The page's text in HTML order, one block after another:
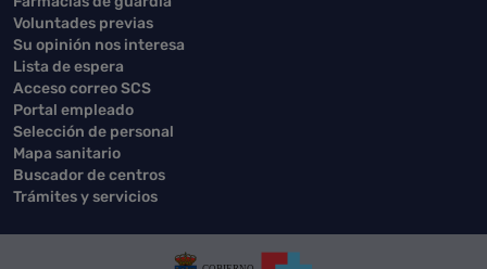
Voluntades previas
Su opinión nos interesa
Lista de espera
Acceso correo SCS
Portal empleado
Selección de personal
Mapa sanitario
Buscador de centros
Trámites y servicios